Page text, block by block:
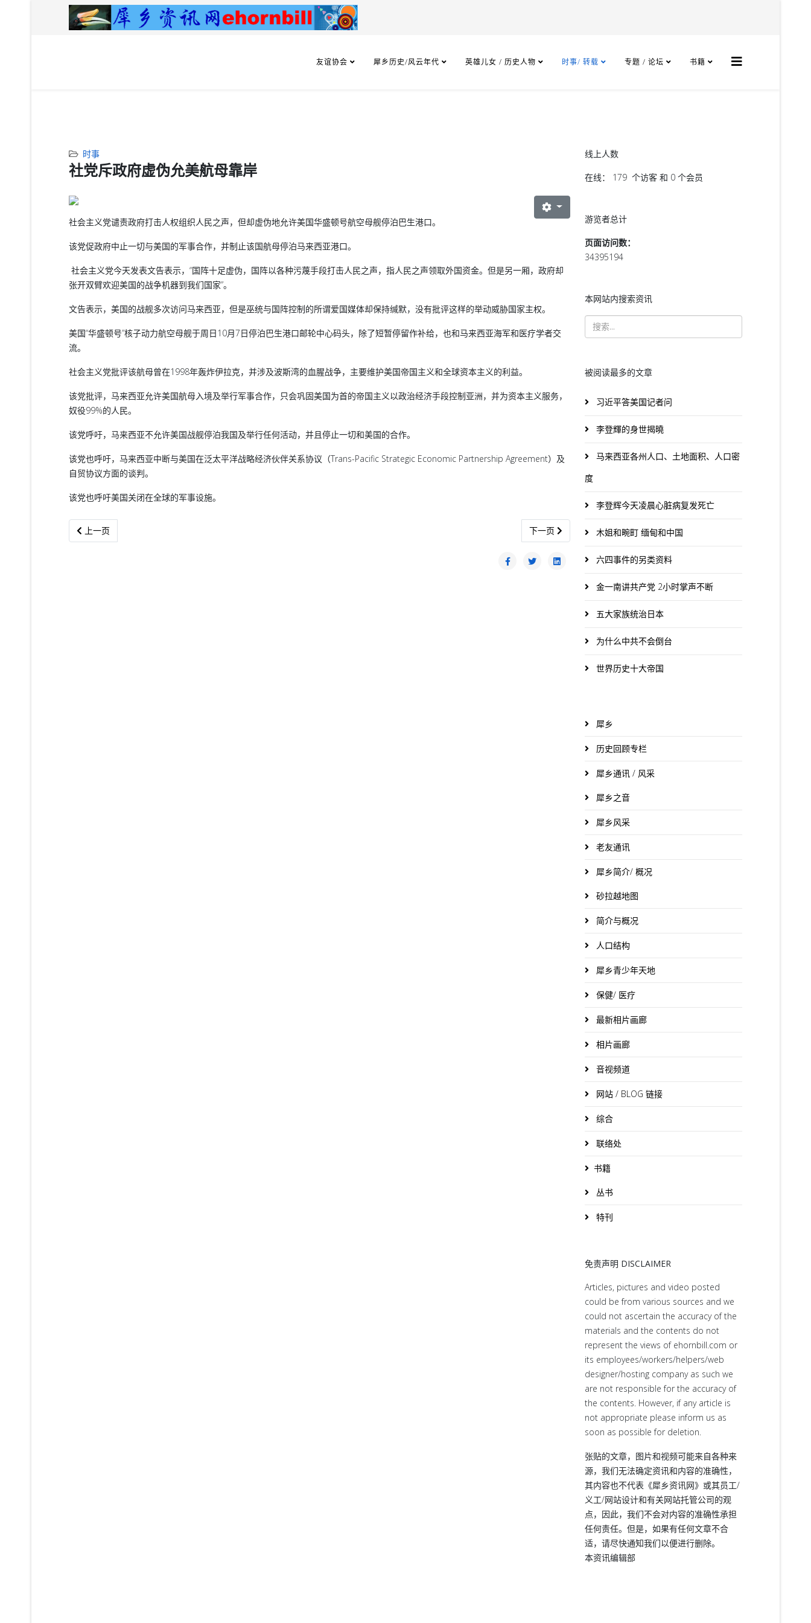
友谊协会 犀乡历史/风云年代 英雄儿女 / 历史人物 时事/ 转载 专题 / 论坛 书籍
时事
社党斥政府虚伪允美航母靠岸
社会主义党谴责政府打击人权组织人民之声，但却虚伪地允许美国华盛顿号航空母舰停泊巴生港口。
该党促政府中止一切与美国的军事合作，并制止该国航母停泊马来西亚港口。
社会主义党今天发表文告表示，“国阵十足虚伪，国阵以各种污蔑手段打击人民之声，指人民之声领取外国资金。但是另一厢，政府却
张开双臂欢迎美国的战争机器到我们国家”。
文告表示，美国的战舰多次访问马来西亚，但是巫统与国阵控制的所谓爱国媒体却保持缄默，没有批评这样的举动威胁国家主权。
美国“华盛顿号”核子动力航空母舰于周日10月7日停泊巴生港口邮轮中心码头，除了短暂停留作补给，也和马来西亚海军和医疗学者交
流。
社会主义党批评该航母曾在1998年轰炸伊拉克，并涉及波斯湾的血腥战争，主要维护美国帝国主义和全球资本主义的利益。
该党批评，马来西亚允许美国航母入境及举行军事合作，只会巩固美国为首的帝国主义以政治经济手段控制亚洲，并为资本主义服务，
奴役99%的人民。
该党呼吁，马来西亚不允许美国战舰停泊我国及举行任何活动，并且停止一切和美国的合作。
该党也呼吁，马来西亚中断与美国在泛太平洋战略经济伙伴关系协议（Trans-Pacific Strategic Economic Partnership Agreement）及
自贸协议方面的谈判。
该党也呼吁美国关闭在全球的军事设施。
上一篇文章: 本南人15天抗议穆仑水坝
上一页 下一篇文章: 查韦斯以54.42%得票率第3次连任委内瑞拉总统
下一页
线上人数
在线： 179 个访客 和 0 个会员
游览者总计
页面访问数：
34395194
本网站内搜索资讯
被阅读最多的文章
习近平答美国记者问
李登輝的身世揭曉
马来西亚各州人口、土地面积、人口密
度
李登辉今天凌晨心脏病复发死亡
木姐和畹町 缅甸和中国
六四事件的另类资料
金一南讲共产党 2小时掌声不断
五大家族统治日本
为什么中共不会倒台
世界历史十大帝国
犀乡
历史回顾专栏
犀乡通讯 / 风采
犀乡之音
犀乡风采
老友通讯
犀乡简介/ 概况
砂拉越地图
简介与概况
人口结构
犀乡青少年天地
保健/ 医疗
最新相片画廊
相片画廊
音视频道
网站 / BLOG 链接
综合
联络处
书籍
丛书
特刊
免责声明 DISCLAIMER
Articles, pictures and video posted
could be from various sources and we
could not ascertain the accuracy of the
materials and the contents do not
represent the views of ehornbill.com or
its employees/workers/helpers/web
designer/hosting company as such we
are not responsible for the accuracy of
the contents. However, if any article is
not appropriate please inform us as
soon as possible for deletion.
张贴的文章，图片和视频可能来自各种来
源，我们无法确定资讯和内容的准确性，
其内容也不代表《犀乡资讯网》或其员工/
义工/网站设计和有关网站托管公司的观
点，因此，我们不会对内容的准确性承担
任何责任。但是，如果有任何文章不合
适，请尽快通知我们以便进行删除。
本资讯编辑部